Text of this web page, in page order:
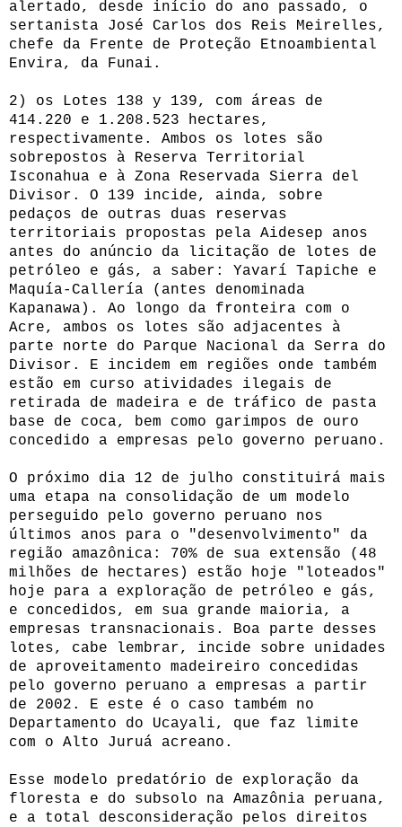
alertado, desde início do ano passado, o
sertanista José Carlos dos Reis Meirelles,
chefe da Frente de Proteção Etnoambiental
Envira, da Funai.
2) os Lotes 138 y 139, com áreas de
414.220 e 1.208.523 hectares,
respectivamente. Ambos os lotes são
sobrepostos à Reserva Territorial
Isconahua e à Zona Reservada Sierra del
Divisor. O 139 incide, ainda, sobre
pedaços de outras duas reservas
territoriais propostas pela Aidesep anos
antes do anúncio da licitação de lotes de
petróleo e gás, a saber: Yavarí Tapiche e
Maquía-Callería (antes denominada
Kapanawa). Ao longo da fronteira com o
Acre, ambos os lotes são adjacentes à
parte norte do Parque Nacional da Serra do
Divisor. E incidem em regiões onde também
estão em curso atividades ilegais de
retirada de madeira e de tráfico de pasta
base de coca, bem como garimpos de ouro
concedido a empresas pelo governo peruano.
O próximo dia 12 de julho constituirá mais
uma etapa na consolidação de um modelo
perseguido pelo governo peruano nos
últimos anos para o "desenvolvimento" da
região amazônica: 70% de sua extensão (48
milhões de hectares) estão hoje "loteados"
hoje para a exploração de petróleo e gás,
e concedidos, em sua grande maioria, a
empresas transnacionais. Boa parte desses
lotes, cabe lembrar, incide sobre unidades
de aproveitamento madeireiro concedidas
pelo governo peruano a empresas a partir
de 2002. E este é o caso também no
Departamento do Ucayali, que faz limite
com o Alto Juruá acreano.
Esse modelo predatório de exploração da
floresta e do subsolo na Amazônia peruana,
e a total desconsideração pelos direitos